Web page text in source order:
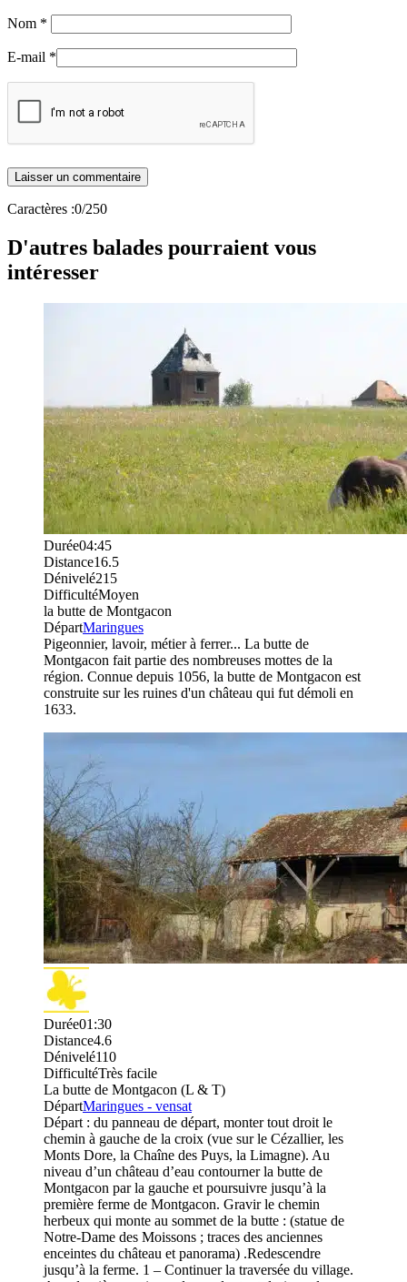
Nom *
E-mail *
Caractères :0/250
D'autres balades pourraient vous
intéresser
Durée04:45
Distance16.5
Dénivelé215
DifficultéMoyen
la butte de Montgacon
DépartMaringues
Pigeonnier, lavoir, métier à ferrer... La butte de
Montgacon fait partie des nombreuses mottes de la
région. Connue depuis 1056, la butte de Montgacon est
construite sur les ruines d'un château qui fut démoli en
1633.
Durée01:30
Distance4.6
Dénivelé110
DifficultéTrès facile
La butte de Montgacon (L & T)
DépartMaringues - vensat
Départ : du panneau de départ, monter tout droit le
chemin à gauche de la croix (vue sur le Cézallier, les
Monts Dore, la Chaîne des Puys, la Limagne). Au
niveau d’un château d’eau contourner la butte de
Montgacon par la gauche et poursuivre jusqu’à la
première ferme de Montgacon. Gravir le chemin
herbeux qui monte au sommet de la butte : (statue de
Notre-Dame des Moissons ; traces des anciennes
enceintes du château et panorama) .Redescendre
jusqu’à la ferme. 1 – Continuer la traversée du village.